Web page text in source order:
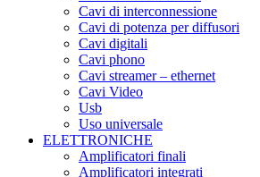
Cavi di interconnessione
Cavi di potenza per diffusori
Cavi digitali
Cavi phono
Cavi streamer – ethernet
Cavi Video
Usb
Uso universale
ELETTRONICHE
Amplificatori finali
Amplificatori integrati